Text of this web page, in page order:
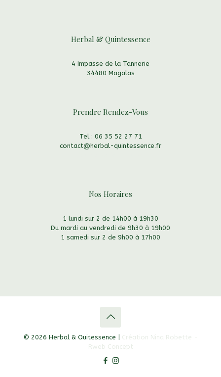
Herbal & Quintessence
4 Impasse de la Tannerie
34480 Magalas
Prendre Rendez-Vous
Tel : 06 35 52 27 71
contact@herbal-quintessence.fr
Nos Horaires
1 lundi sur 2 de 14h00 à 19h30
Du mardi au vendredi de 9h30 à 19h00
1 samedi sur 2 de 9h00 à 17h00
© 2026 Herbal & Quitessence | Création Nina Robette -
Rweb Concept